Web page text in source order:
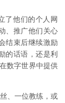
了他们的个人网
、推广他们关心
结束后继续激励
的话语，还是利
数字世界中提供
、一位教练，或